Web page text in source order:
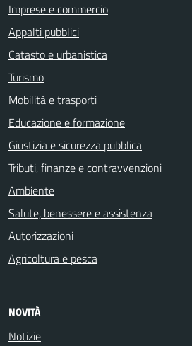
Imprese e commercio
Appalti pubblici
Catasto e urbanistica
Turismo
Mobilità e trasporti
Educazione e formazione
Giustizia e sicurezza pubblica
Tributi, finanze e contravvenzioni
Ambiente
Salute, benessere e assistenza
Autorizzazioni
Agricoltura e pesca
NOVITÀ
Notizie